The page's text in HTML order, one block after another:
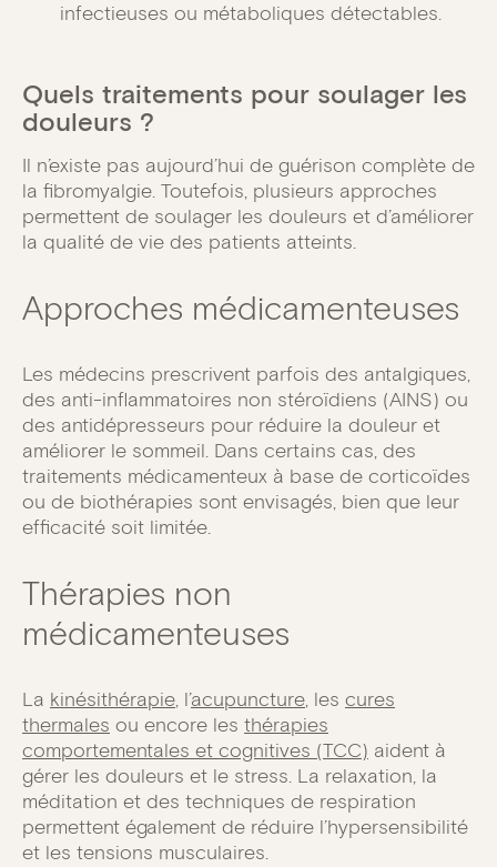
infectieuses ou métaboliques détectables.
Quels traitements pour soulager les
douleurs ?
Il n’existe pas aujourd’hui de guérison complète de
la fibromyalgie. Toutefois, plusieurs approches
permettent de soulager les douleurs et d’améliorer
la qualité de vie des patients atteints.
Approches médicamenteuses
Les médecins prescrivent parfois des antalgiques,
des anti-inflammatoires non stéroïdiens (AINS) ou
des antidépresseurs pour réduire la douleur et
améliorer le sommeil. Dans certains cas, des
traitements médicamenteux à base de corticoïdes
ou de biothérapies sont envisagés, bien que leur
efficacité soit limitée.
Thérapies non
médicamenteuses
La kinésithérapie, l’acupuncture, les cures
thermales ou encore les thérapies
comportementales et cognitives (TCC) aident à
gérer les douleurs et le stress. La relaxation, la
méditation et des techniques de respiration
permettent également de réduire l’hypersensibilité
et les tensions musculaires.